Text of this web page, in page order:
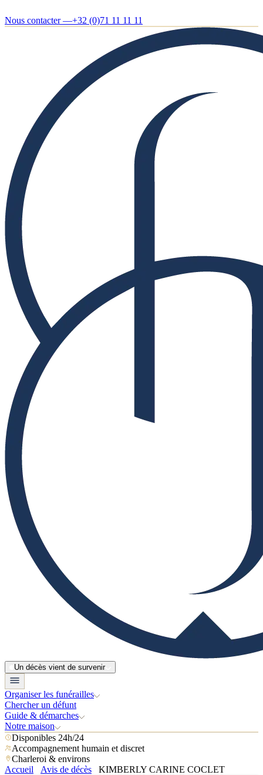
Nous contacter —+32 (0)71 11 11 11
Un décès vient de survenir
Organiser les funérailles
Chercher un défunt
Guide & démarches
Notre maison
Disponibles 24h/24
Accompagnement humain et discret
Charleroi & environs
Accueil
Avis de décès KIMBERLY CARINE COCLET